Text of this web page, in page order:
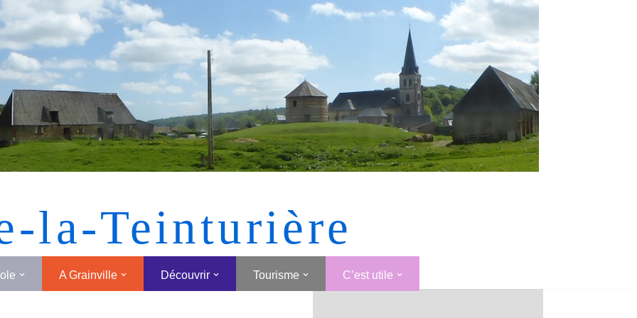
[MONTRER SOUS FORME DE VIGNETTES]
la-Teinturière
A Grainville Découvrir Tourisme C’est utile